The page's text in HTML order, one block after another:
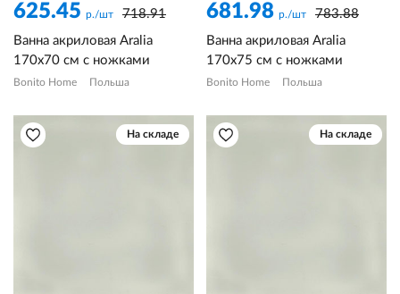
625.45 р./шт
718.91
Ванна акриловая Aralia
170х70 см с ножками
Bonito Home Польша
681.98 р./шт
783.88
Ванна акриловая Aralia
170х75 см с ножками
Bonito Home Польша
На складе На складе